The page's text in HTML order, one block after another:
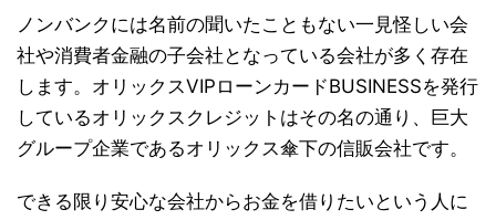
ノンバンクには名前の聞いたこともない一見怪しい会
社や消費者金融の子会社となっている会社が多く存在
します。オリックスVIPローンカードBUSINESSを発行
しているオリックスクレジットはその名の通り、巨大
グループ企業であるオリックス傘下の信販会社です。
できる限り安心な会社からお金を借りたいという人に